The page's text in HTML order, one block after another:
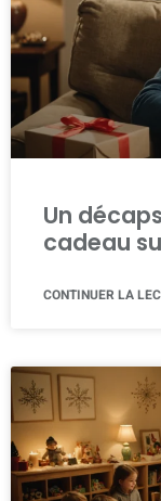
Un
cadeau
CONTINUER LA